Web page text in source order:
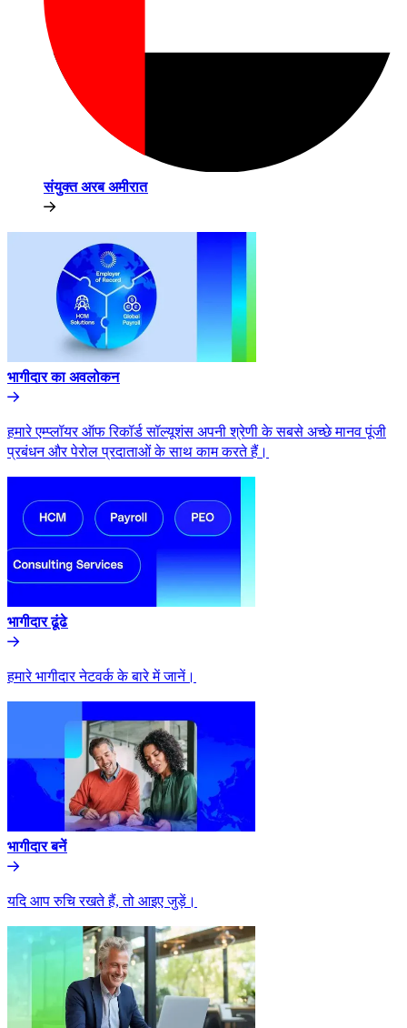
संयुक्त अरब अमीरात​​
भागीदार का अवलोकन​​
हमारे एम्प्लॉयर ऑफ रिकॉर्ड सॉल्यूशंस अपनी श्रेणी के सबसे अच्छे मानव पूंजी
प्रबंधन और पेरोल प्रदाताओं के साथ काम करते हैं।​​
भागीदार ढूंढे​​
हमारे भागीदार नेटवर्क के बारे में जानें।​​
भागीदार बनें​​
यदि आप रुचि रखते हैं, तो आइए जुड़ें।​​